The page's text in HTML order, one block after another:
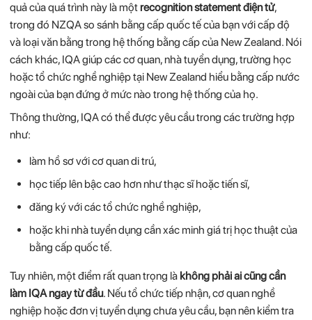
quảcủaquátrìnhnày làmộtrecognitionstatementđiệntử,
trongđó NZQAsosánh bằngcấpquốctếcủa bạnvớicấpđộ
và loạivăn bằngtrong hệthống bằngcấpcủa NewZealand. Nói
cách khác, IQAgiúpcáccơquan,nhàtuyểndụng,trường học
hoặctổchứcnghềnghiệptại NewZealand hiểu bằngcấpnước
ngoàicủa bạnđứngởmứcnàotrong hệthốngcủa họ.
Thôngthường, IQAcóthểđượcyêucầutrongcáctrường hợp
như:
làm hồ sơvớicơquanditrú,
họctiếp lên bậccao hơnnhưthạcsĩhoặctiếnsĩ,
đăng kývớicáctổ chứcnghềnghiệp,
hoặc khinhàtuyểndụng cầnxácminh giátrị họcthuậtcủa
bằng cấpquốctế.
Tuynhiên,mộtđiểmrấtquantrọng là khôngphảiaicũngcần
làm IQAngaytừđầu. Nếutổchứctiếpnhận,cơquannghề
nghiệp hoặcđơnvịtuyểndụngchưayêucầu, bạnnên kiểmtra